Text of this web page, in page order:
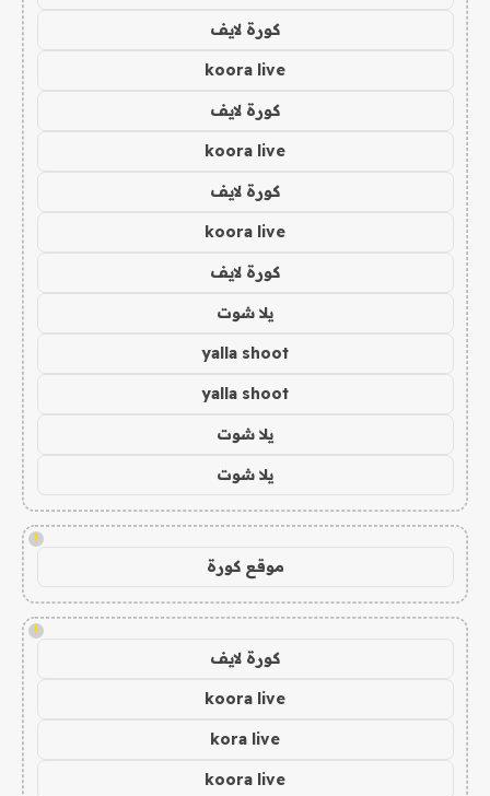
كورة لايف
koora live
كورة لايف
koora live
كورة لايف
koora live
كورة لايف
يلا شوت
yalla shoot
yalla shoot
يلا شوت
يلا شوت
!
موقع كورة
!
كورة لايف
koora live
kora live
koora live